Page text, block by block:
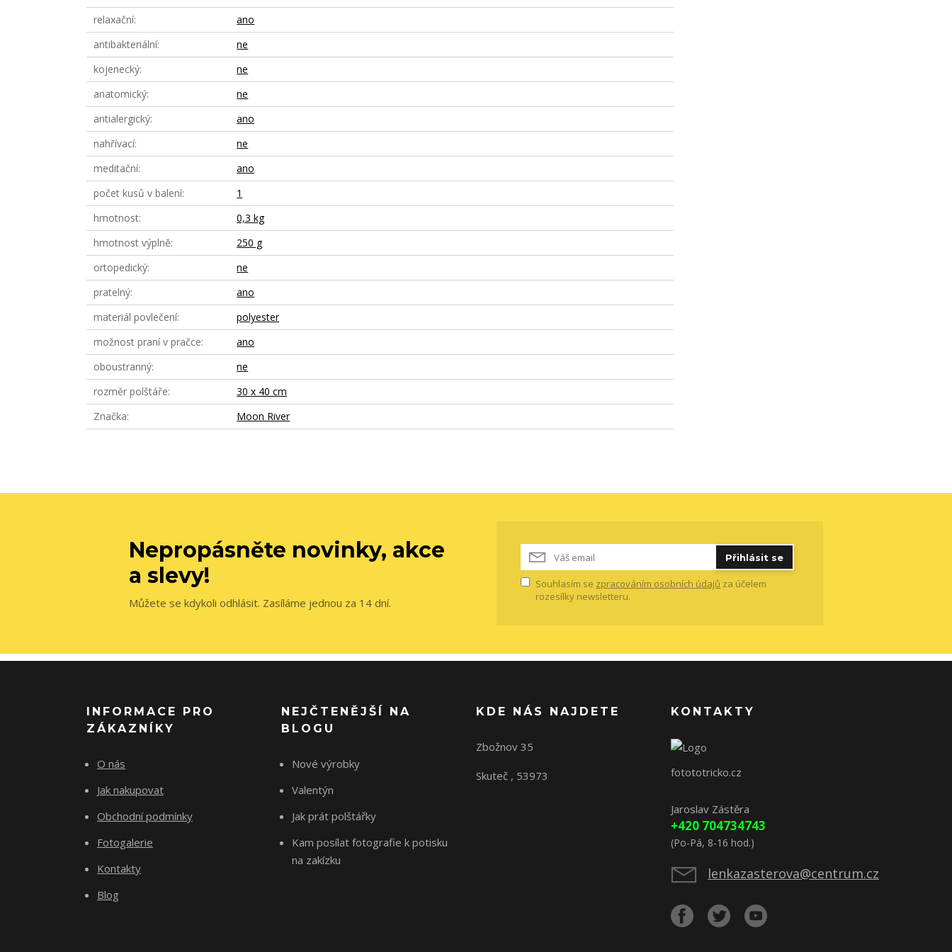
relaxační
ano
antibakteriální
ne
kojenecký
ne
anatomický
ne
antialergický
ano
nahřívací
ne
meditační
ano
počet kusů v balení
1
hmotnost
0,3 kg
hmotnost výplně
250 g
ortopedický
ne
pratelný
ano
materiál povlečení
polyester
možnost praní v pračce
ano
oboustranný
ne
rozměr polštáře
30 x 40 cm
Značka
Moon River
Nepropásněte novinky, akce
a slevy!
Můžete se kdykoli odhlásit. Zasíláme jednou za 14 dní.
Přihlásit se
Souhlasím se zpracováním osobních údajů za účelem
rozesílky newsletteru.
INFORMACE PRO
ZÁKAZNÍKY
O nás
Jak nakupovat
Obchodní podmínky
Fotogalerie
Kontakty
Blog
NEJČTENĚJŠÍ NA
BLOGU
Nové výrobky
Valentýn
Jak prát polštářky
Kam posílat fotografie k potisku
na zakízku
KDE NÁS NAJDETE
Zbožnov 35
Skuteč , 53973
KONTAKTY
fotototricko.cz
Jaroslav Zástěra
+420 704734743
(Po-Pá, 8-16 hod.)
lenkazasterova@centrum.cz